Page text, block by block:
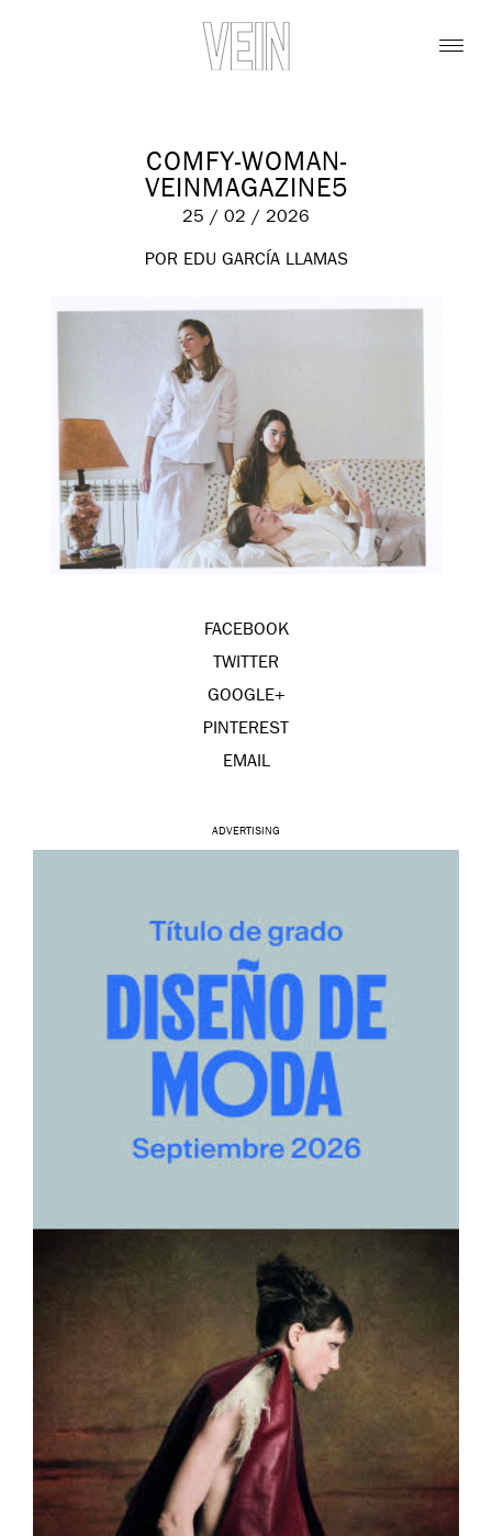
COMFY-WOMAN-
VEINMAGAZINE5
25 / 02 / 2026
POR EDU GARCÍA LLAMAS
FACEBOOK
TWITTER
GOOGLE+
PINTEREST
EMAIL
ADVERTISING